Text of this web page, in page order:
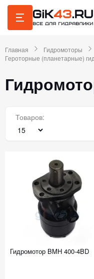
Главная
Гидромоторы
Героторные (планетарные)
Товаров:
Гидромотор BMH 400-4BD